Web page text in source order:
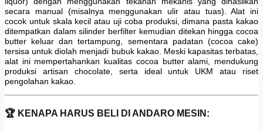
secara manual (misalnya menggunakan ulir atau tuas). Alat ini
cocok untuk skala kecil atau uji coba produksi, dimana pasta kakao
ditempatkan dalam silinder berfilter kemudian ditekan hingga cocoa
butter keluar dan tertampung, sementara padatan (cocoa cake)
tersisa untuk diolah menjadi bubuk kakao. Meski kapasitas terbatas,
alat ini mempertahankan kualitas cocoa butter alami, mendukung
produksi artisan chocolate, serta ideal untuk UKM atau riset
pengolahan kakao.
🏆 KENAPA HARUS BELI DI ANDARO MESIN: